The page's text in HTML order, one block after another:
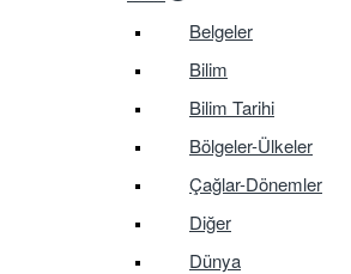
Belgeler
Bilim
Bilim Tarihi
Bölgeler-Ülkeler
Çağlar-Dönemler
Diğer
Dünya